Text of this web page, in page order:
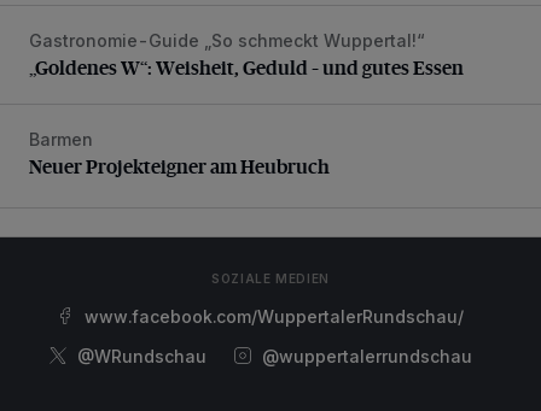
„Goldenes W“: Weisheit, Geduld – und gutes Essen
Gastronomie-Guide „So schmeckt Wuppertal!“
„Goldenes W“: Weisheit, Geduld – und gutes Essen
Neuer Projekteigner am Heubruch
Barmen
Neuer Projekteigner am Heubruch
SOZIALE MEDIEN
www.facebook.com/WuppertalerRundschau/
@WRundschau
@wuppertalerrundschau